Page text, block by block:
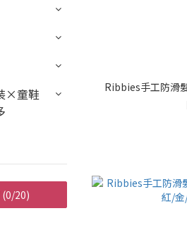
×童鞋
(0/20)
Ribbies手工防滑